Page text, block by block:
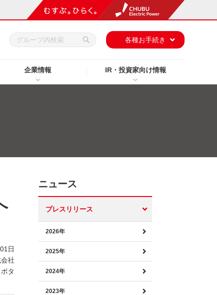
企業情報 IR・投資家向け情報
各種お手続き
日
社
タ
ニュース
プレスリリース
2026年
2025年
2024年
2023年